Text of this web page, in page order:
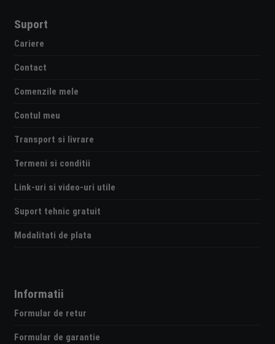
Suport
Cariere
Contact
Comenzile mele
Contul meu
Transport si livrare
Termeni si conditii
Link-uri si video-uri utile
Suport tehnic gratuit
Modalitati de plata
Informatii
Formular de retur
Formular de garantie